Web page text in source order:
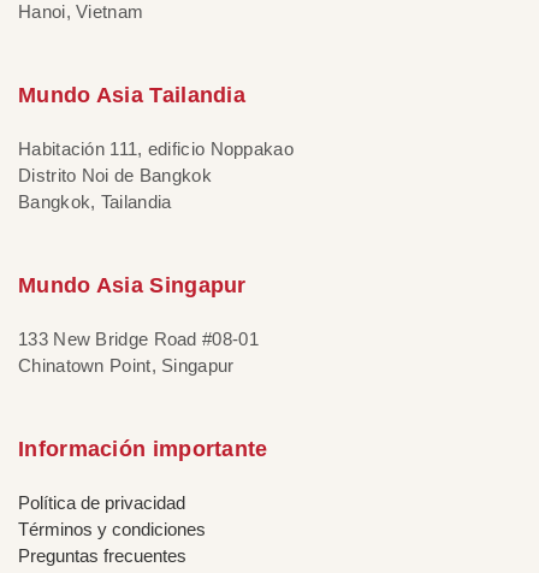
Hanoi, Vietnam
Mundo Asia Tailandia
Habitación 111, edificio Noppakao
Distrito Noi de Bangkok
Bangkok, Tailandia
Mundo Asia Singapur
133 New Bridge Road #08-01
Chinatown Point, Singapur
Información importante
Política de privacidad
Términos y condiciones
Preguntas frecuentes